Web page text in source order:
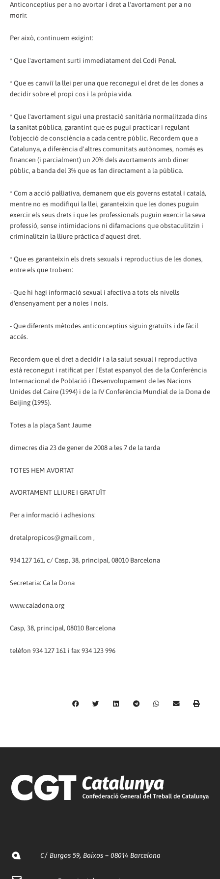
Anticonceptius per a no avortar i dret a l'avortament per a no
morir.
Per això, continuem exigint:
* Que l'avortament surti immediatament del Codi Penal.
* Que es canviï la llei per una que reconegui el dret de les dones a
decidir sobre el propi cos i la pròpia vida.
* Que l'avortament sigui una prestació sanitària normalitzada dins
la sanitat pública, garantint que es pugui practicar i regulant
l'objecció de consciència a cada centre públic. Recordem que a
Catalunya, a diferència d'altres comunitats autònomes, només es
financen (i parcialment) un 20% dels avortaments amb diner
públic, a banda del 3% que es fan directament a la pública.
* Com a acció pal·liativa, demanem que els governs estatal i català,
mentre no es modifiqui la llei, garanteixin que les dones puguin
exercir els seus drets i que les professionals puguin exercir la seva
professió, sense intimidacions ni difamacions que obstaculitzin i
criminalitzin la lliure pràctica d'aquest dret.
* Que es garanteixin els drets sexuals i reproductius de les dones,
entre els que trobem:
- Que hi hagi informació sexual i afectiva a tots els nivells
d'ensenyament per a noies i nois.
- Que diferents mètodes anticonceptius siguin gratuïts i de fàcil
accés.
Recordem que el dret a decidir i a la salut sexual i reproductiva
està reconegut i ratificat per l'Estat espanyol des de la Conferència
Internacional de Població i Desenvolupament de les Nacions
Unides del Caire (1994) i de la IV Conferència Mundial de la Dona de
Beijing (1995).
Totes a la plaça Sant Jaume
dimecres dia 23 de gener de 2008 a les 7 de la tarda
TOTES HEM AVORTAT
AVORTAMENT LLIURE I GRATUÏT
Per a informació i adhesions:
dretalpropicos@gmail.com ,
934 127 161, c/ Casp, 38, principal, 08010 Barcelona
Secretaria: Ca la Dona
www.caladona.org
Casp, 38, principal, 08010 Barcelona
telèfon 934 127 161 i fax 934 123 996
C/ Burgos 59, Baixos – 08014 Barcelona